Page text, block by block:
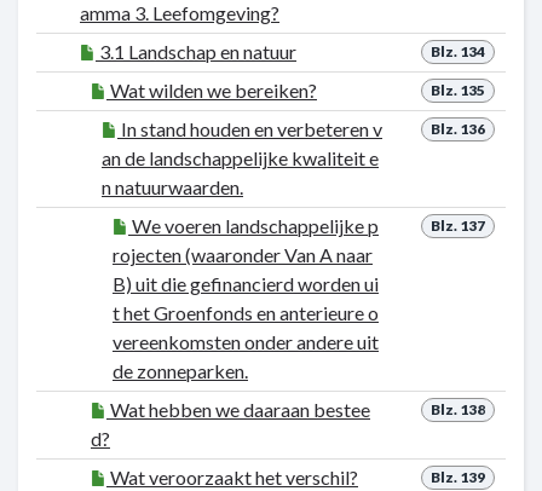
amma 3. Leefomgeving?
Blz. 134
3.1 Landschap en natuur
Blz. 135
Wat wilden we bereiken?
Blz. 136
In stand houden en verbeteren v
an de landschappelijke kwaliteit e
n natuurwaarden.
Blz. 137
We voeren landschappelijke p
rojecten (waaronder Van A naar
B) uit die gefinancierd worden ui
t het Groenfonds en anterieure o
vereenkomsten onder andere uit
de zonneparken.
Blz. 138
Wat hebben we daaraan bestee
d?
Blz. 139
Wat veroorzaakt het verschil?